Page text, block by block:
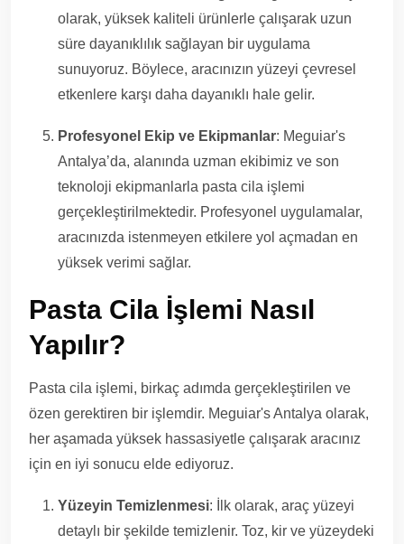
olarak, yüksek kaliteli ürünlerle çalışarak uzun
süre dayanıklılık sağlayan bir uygulama
sunuyoruz. Böylece, aracınızın yüzeyi çevresel
etkenlere karşı daha dayanıklı hale gelir.
Profesyonel Ekip ve Ekipmanlar: Meguiar's
Antalya’da, alanında uzman ekibimiz ve son
teknoloji ekipmanlarla pasta cila işlemi
gerçekleştirilmektedir. Profesyonel uygulamalar,
aracınızda istenmeyen etkilere yol açmadan en
yüksek verimi sağlar.
Pasta Cila İşlemi Nasıl
Yapılır?
Pasta cila işlemi, birkaç adımda gerçekleştirilen ve
özen gerektiren bir işlemdir. Meguiar's Antalya olarak,
her aşamada yüksek hassasiyetle çalışarak aracınız
için en iyi sonucu elde ediyoruz.
Yüzeyin Temizlenmesi: İlk olarak, araç yüzeyi
detaylı bir şekilde temizlenir. Toz, kir ve yüzeydeki